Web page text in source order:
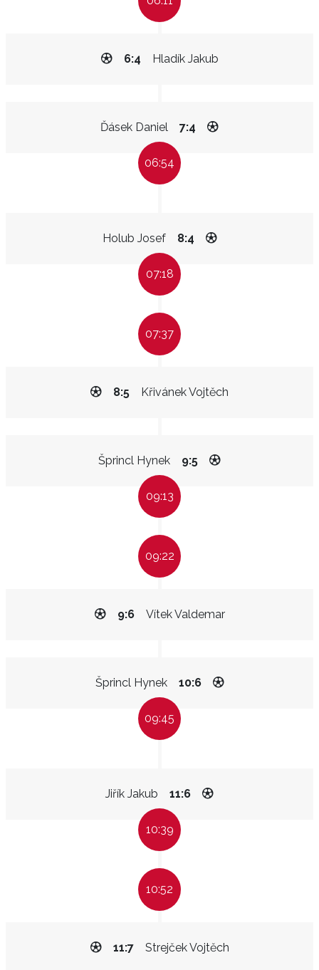
Hladík Jakub
6:4
Ďásek Daniel 7:4
06:54
Holub Josef 8:4
07:18
07:37
Křivánek Vojtěch
8:5
Šprincl Hynek 9:5
09:13
09:22
Vítek Valdemar
9:6
Šprincl Hynek 10:6
09:45
Jiřík Jakub 11:6
10:39
10:52
Strejček Vojtěch
11:7